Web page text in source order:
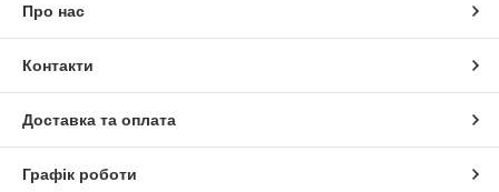
Про нас
Контакти
Доставка та оплата
Графік роботи